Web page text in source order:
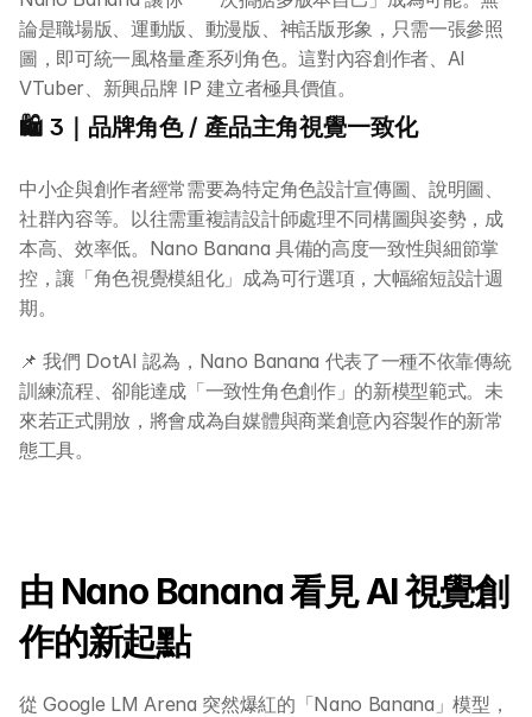
論是職場版、運動版、動漫版、神話版形象，只需一張參照
圖，即可統一風格量產系列角色。這對內容創作者、AI
VTuber、新興品牌 IP 建立者極具價值。
🛍️ 3｜品牌角色 / 產品主角視覺一致化
中小企與創作者經常需要為特定角色設計宣傳圖、說明圖、
社群內容等。以往需重複請設計師處理不同構圖與姿勢，成
本高、效率低。Nano Banana 具備的高度一致性與細節掌
控，讓「角色視覺模組化」成為可行選項，大幅縮短設計週
期。
📌 我們 DotAI 認為，Nano Banana 代表了一種不依靠傳統
訓練流程、卻能達成「一致性角色創作」的新模型範式。未
來若正式開放，將會成為自媒體與商業創意內容製作的新常
態工具。
由 Nano Banana 看見 AI 視覺創
作的新起點
從 Google LM Arena 突然爆紅的「Nano Banana」模型，